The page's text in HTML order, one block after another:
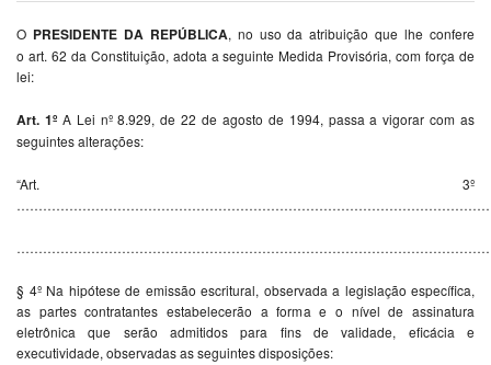
O PRESIDENTE DA REPÚBLICA, no uso da atribuição que lhe confere
o art. 62 da Constituição, adota a seguinte Medida Provisória, com força de
lei:
Art. 1º A Lei nº 8.929, de 22 de agosto de 1994, passa a vigorar com as
seguintes alterações:
“Art. 3º
§ 4º Na hipótese de emissão escritural, observada a legislação específica,
as partes contratantes estabelecerão a forma e o nível de assinatura
eletrônica que serão admitidos para fins de validade, eficácia e
executividade, observadas as seguintes disposições: